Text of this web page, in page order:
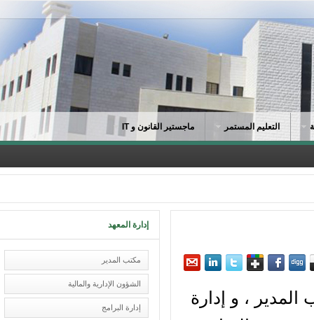
التعليم المستمر ماجستير القانون و IT
، و إدارة
إدارة المعهد
مكتب المدير
الشؤون الإدارية والمالية
إدارة البرامج